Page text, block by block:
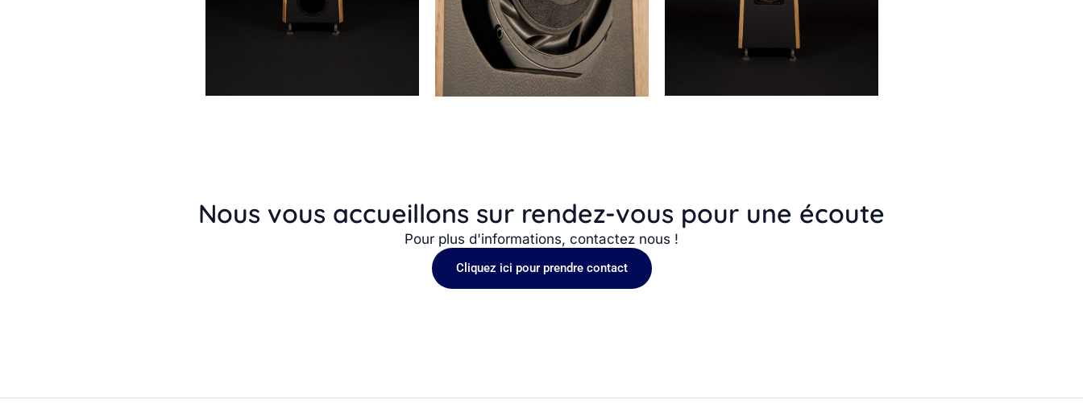
Nous vous accueillons sur rendez-vous pour une écoute
Pour plus d'informations, contactez nous !
Cliquez ici pour prendre contact